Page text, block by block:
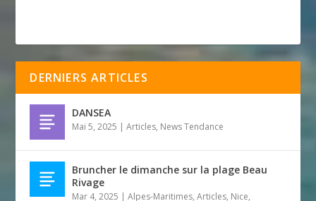
DERNIERS ARTICLES
DANSEA
Mai 5, 2025 |Articles, News Tendance
Bruncher le dimanche sur la plage Beau
Rivage
Mar 4, 2025 |Alpes-Maritimes,Articles, Nice,